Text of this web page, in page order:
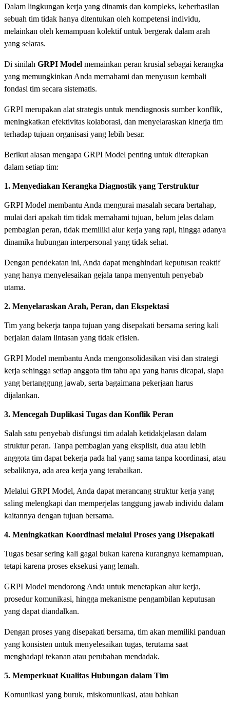
Dalam lingkungan kerja yang dinamis dan kompleks, keberhasilan
sebuah tim tidak hanya ditentukan oleh kompetensi individu,
melainkan oleh kemampuan kolektif untuk bergerak dalam arah
yang selaras.
Di sinilah GRPI Model memainkan peran krusial sebagai kerangka
yang memungkinkan Anda memahami dan menyusun kembali
fondasi tim secara sistematis.
GRPI merupakan alat strategis untuk mendiagnosis sumber konflik,
meningkatkan efektivitas kolaborasi, dan menyelaraskan kinerja tim
terhadap tujuan organisasi yang lebih besar.
Berikut alasan mengapa GRPI Model penting untuk diterapkan
dalam setiap tim:
1. Menyediakan Kerangka Diagnostik yang Terstruktur
GRPI Model membantu Anda mengurai masalah secara bertahap,
mulai dari apakah tim tidak memahami tujuan, belum jelas dalam
pembagian peran, tidak memiliki alur kerja yang rapi, hingga adanya
dinamika hubungan interpersonal yang tidak sehat.
Dengan pendekatan ini, Anda dapat menghindari keputusan reaktif
yang hanya menyelesaikan gejala tanpa menyentuh penyebab
utama.
2. Menyelaraskan Arah, Peran, dan Ekspektasi
Tim yang bekerja tanpa tujuan yang disepakati bersama sering kali
berjalan dalam lintasan yang tidak efisien.
GRPI Model membantu Anda mengonsolidasikan visi dan strategi
kerja sehingga setiap anggota tim tahu apa yang harus dicapai, siapa
yang bertanggung jawab, serta bagaimana pekerjaan harus
dijalankan.
3. Mencegah Duplikasi Tugas dan Konflik Peran
Salah satu penyebab disfungsi tim adalah ketidakjelasan dalam
struktur peran. Tanpa pembagian yang eksplisit, dua atau lebih
anggota tim dapat bekerja pada hal yang sama tanpa koordinasi, atau
sebaliknya, ada area kerja yang terabaikan.
Melalui GRPI Model, Anda dapat merancang struktur kerja yang
saling melengkapi dan memperjelas tanggung jawab individu dalam
kaitannya dengan tujuan bersama.
4. Meningkatkan Koordinasi melalui Proses yang Disepakati
Tugas besar sering kali gagal bukan karena kurangnya kemampuan,
tetapi karena proses eksekusi yang lemah.
GRPI Model mendorong Anda untuk menetapkan alur kerja,
prosedur komunikasi, hingga mekanisme pengambilan keputusan
yang dapat diandalkan.
Dengan proses yang disepakati bersama, tim akan memiliki panduan
yang konsisten untuk menyelesaikan tugas, terutama saat
menghadapi tekanan atau perubahan mendadak.
5. Memperkuat Kualitas Hubungan dalam Tim
Komunikasi yang buruk, miskomunikasi, atau bahkan